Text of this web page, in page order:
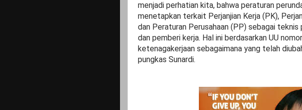
menjadi perhatian kita, bahwa peraturan
menetapkan terkait Perjanjian Kerja (PK),
dan Peraturan Perusahaan (PP) sebagai teknis
dan pemberi kerja. Hal ini berdasarkan UU
ketenagakerjaan sebagaimana yang telah
pungkas Sunardi.